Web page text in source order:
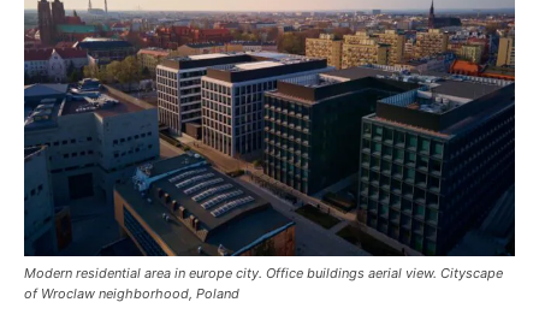
Modern residential area in europe city. Office buildings aerial view. Cityscape
of Wroclaw neighborhood, Poland